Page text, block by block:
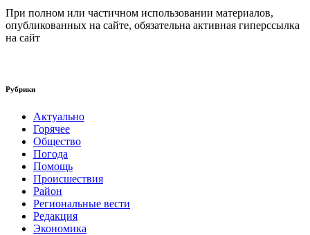
При полном или частичном использовании материалов,
опубликованных на сайте, обязательна активная гиперссылка
на сайт
Рубрики
Актуально
Горячее
Общество
Погода
Помощь
Происшествия
Район
Региональные вести
Редакция
Экономика